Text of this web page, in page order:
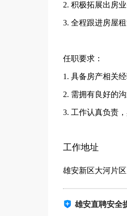
2. 积极拓展出房
3. 全程跟进房屋
任职要求：
1. 具备房产相关
2. 需拥有良好的
3. 工作认真负责
工作地址
雄安新区大河片区
雄安直聘安全